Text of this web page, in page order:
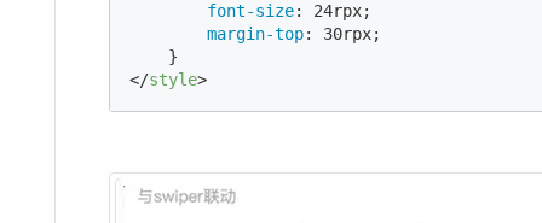
font-size: 24rpx;
margin-top: 30rpx;
</style>